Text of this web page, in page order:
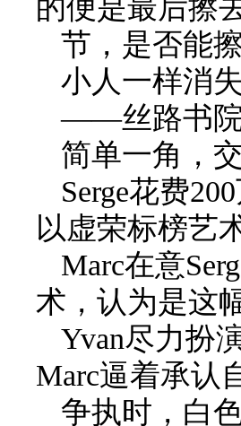
的便是最后擦
节，是否能
小人一样消
——丝路书
简单一角，
Serge花费
以虚荣标榜艺
Marc在意
术，认为是这
Yvan尽力扮
Marc逼着承认
争执时，白